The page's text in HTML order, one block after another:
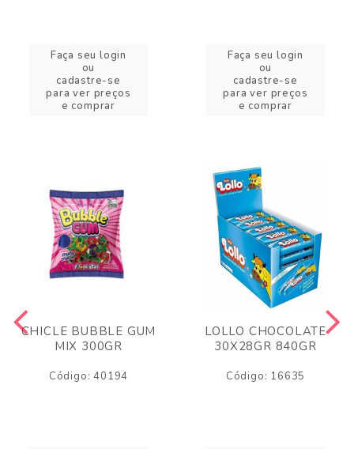
Faça seu login
ou
cadastre-se
para ver preços
e comprar
Faça seu login
ou
cadastre-se
para ver preços
e comprar
CHICLE BUBBLE GUM
MIX 300GR
Código: 40194
LOLLO CHOCOLATE
30X28GR 840GR
Código: 16635